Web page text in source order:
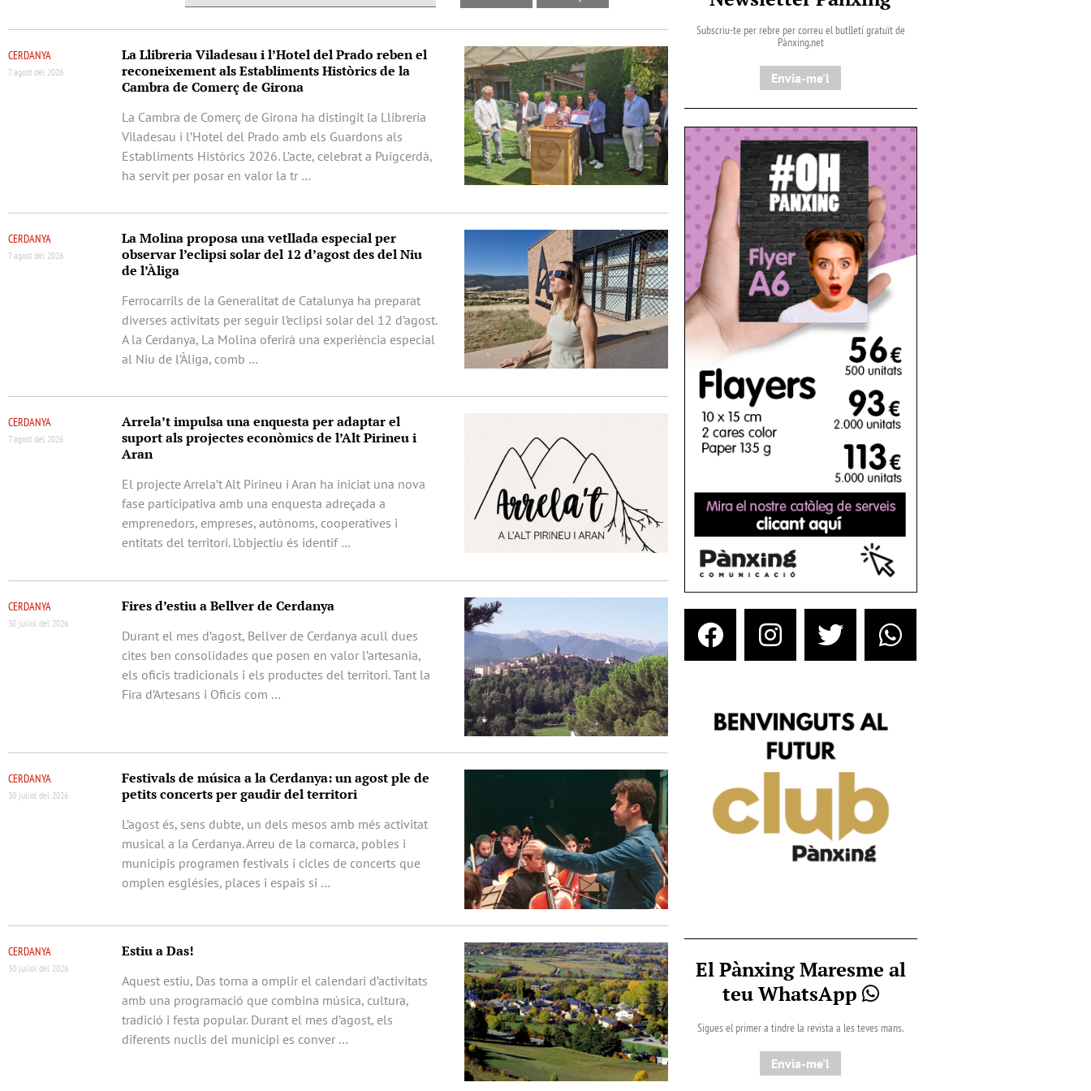
CERDANYA
7 agost del 2026
La Llibreria Viladesau i l’Hotel del Prado reben el
reconeixement als Establiments Històrics de la
Cambra de Comerç de Girona
La Cambra de Comerç de Girona ha distingit la Llibreria
Viladesau i l’Hotel del Prado amb els Guardons als
Establiments Històrics 2026. L’acte, celebrat a Puigcerdà,
ha servit per posar en valor la tr …
CERDANYA
7 agost del 2026
La Molina proposa una vetllada especial per
observar l’eclipsi solar del 12 d’agost des del Niu
de l’Àliga
Ferrocarrils de la Generalitat de Catalunya ha preparat
diverses activitats per seguir l’eclipsi solar del 12 d’agost.
A la Cerdanya, La Molina oferirà una experiència especial
al Niu de l’Àliga, comb …
CERDANYA
7 agost del 2026
Arrela’t impulsa una enquesta per adaptar el
suport als projectes econòmics de l’Alt Pirineu i
Aran
El projecte Arrela’t Alt Pirineu i Aran ha iniciat una nova
fase participativa amb una enquesta adreçada a
emprenedors, empreses, autònoms, cooperatives i
entitats del territori. L’objectiu és identif …
CERDANYA
30 juliol del 2026
Fires d’estiu a Bellver de Cerdanya
Durant el mes d’agost, Bellver de Cerdanya acull dues
cites ben consolidades que posen en valor l’artesania,
els oficis tradicionals i els productes del territori. Tant la
Fira d’Artesans i Oficis com …
CERDANYA
30 juliol del 2026
Festivals de música a la Cerdanya: un agost ple de
petits concerts per gaudir del territori
L’agost és, sens dubte, un dels mesos amb més activitat
musical a la Cerdanya. Arreu de la comarca, pobles i
municipis programen festivals i cicles de concerts que
omplen esglésies, places i espais si …
CERDANYA
30 juliol del 2026
Estiu a Das!
Aquest estiu, Das torna a omplir el calendari d’activitats
amb una programació que combina música, cultura,
tradició i festa popular. Durant el mes d’agost, els
diferents nuclis del municipi es conver …
Subscriu-te per rebre per correu el butlletí gratuït de
Pànxing.net​
Envia-me'l
El Pànxing Maresme al
teu WhatsApp
Sigues el primer a tindre la revista a les teves mans.
Envia-me'l